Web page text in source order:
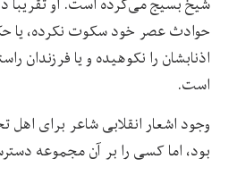
حوادث عصر خود سکوت نکرده، یا
اذنابشان را نکوهیده و یا فرزندان
است.
وجود اشعار انقلابی شاعر برای
بود، اما کسی را بر آن مجموعه